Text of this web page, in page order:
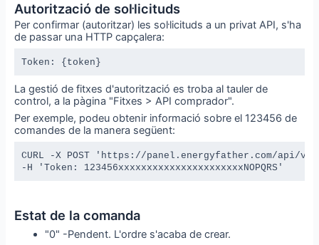
Autorització de sol·licituds
Per confirmar (autoritzar) les sol·licituds a un privat API, s'ha
de passar una HTTP capçalera:
Token: {token}
La gestió de fitxes d'autorització es troba al tauler de
control, a la pàgina "Fitxes > API comprador".
Per exemple, podeu obtenir informació sobre el 123456 de
comandes de la manera següent:
CURL -X POST 'https://panel.energyfather.com/api/
-H 'Token: 123456xxxxxxxxxxxxxxxxxxxxxxNOPQRS'
Estat de la comanda
"0" -Pendent. L'ordre s'acaba de crear.